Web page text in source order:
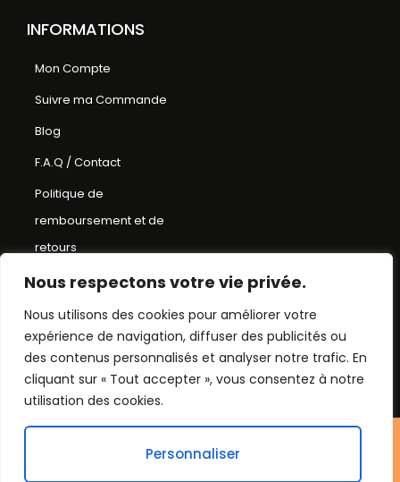
Nous respectons votre vie privée.
Nous utilisons des cookies pour améliorer votre
expérience de navigation, diffuser des publicités ou
des contenus personnalisés et analyser notre trafic. En
cliquant sur « Tout accepter », vous consentez à notre
utilisation des cookies.
Personnaliser
INFORMATIONS
Mon Compte
Suivre ma Commande
Blog
F.A.Q / Contact
Politique de
remboursement et de
retours
Conditions Générales de
Mentions Légales
Plan du Site